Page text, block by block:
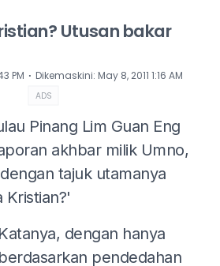
Utusan bakar
PM ⋅ Dikemaskini: May 8, 2011 1:16 AM
ADS
Pinang Lim Guan Eng
akhbar milik Umno,
tajuk utamanya
Kristian?'
Katanya, dengan hanya
berdasarkan pendedahan